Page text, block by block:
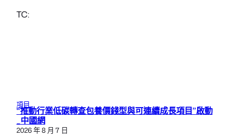
TC:
項目
“推動行業低碳轉查包養價錢型與可連續成長項目”啟動
_中國網
2026 年 8 月 7 日